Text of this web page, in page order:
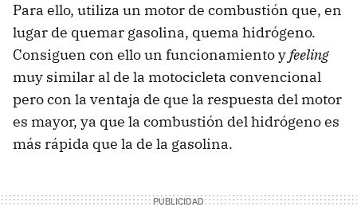
Para ello, utiliza un motor de combustión que, en
lugar de quemar gasolina, quema hidrógeno.
Consiguen con ello un funcionamiento yfeeling
muy similar al de la motocicleta convencional
pero con la ventaja de que la respuesta del motor
es mayor, ya que la combustión del hidrógeno es
más rápida que la de la gasolina.